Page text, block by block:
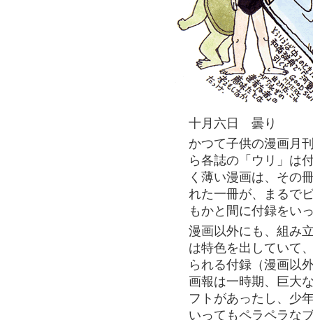
十月六日 曇り
かつて子供の漫画月
ら各誌の「ウリ」は
く薄い漫画は、その
れた一冊が、まるで
もかと間に付録をい
漫画以外にも、組み
は特色を出していて
られる付録（漫画以
画報は一時期、巨大
フトがあったし、少
いってもペラペラな